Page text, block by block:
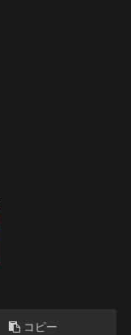
コピー